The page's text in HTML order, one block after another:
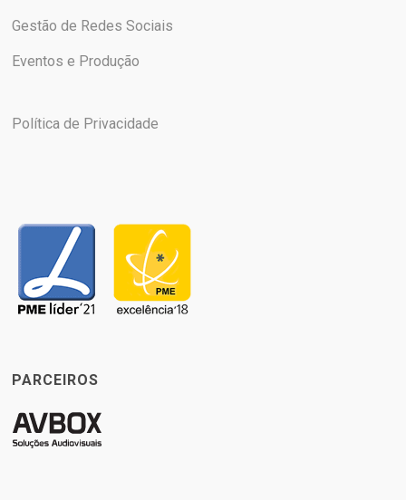
Gestão de Redes Sociais
Eventos e Produção
Política de Privacidade
PARCEIROS